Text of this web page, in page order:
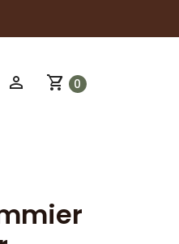
perm_identity shopping_cart 0